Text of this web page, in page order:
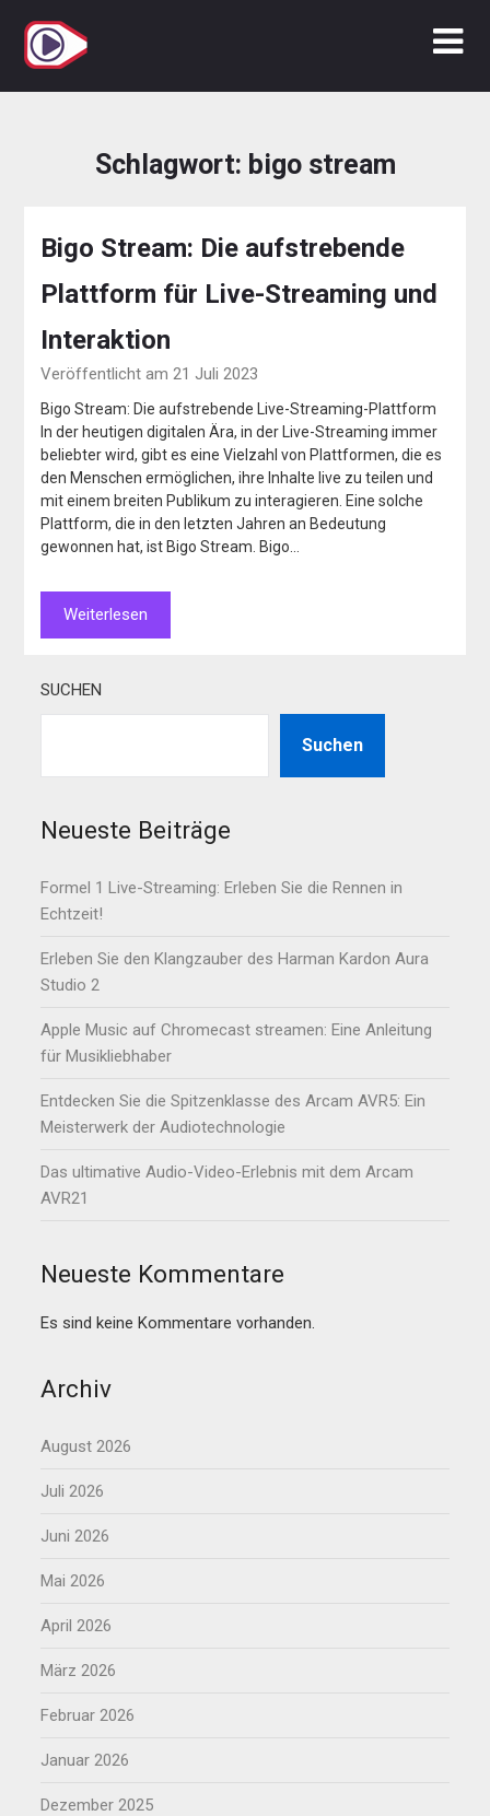
Inhalt
springen
Schlagwort: bigo stream
Bigo Stream: Die aufstrebende
Plattform für Live-Streaming und
Interaktion
Veröffentlicht am 21 Juli 2023
Bigo Stream: Die aufstrebende Live-Streaming-Plattform
In der heutigen digitalen Ära, in der Live-Streaming immer
beliebter wird, gibt es eine Vielzahl von Plattformen, die es
den Menschen ermöglichen, ihre Inhalte live zu teilen und
mit einem breiten Publikum zu interagieren. Eine solche
Plattform, die in den letzten Jahren an Bedeutung
gewonnen hat, ist Bigo Stream. Bigo…
Weiterlesen
SUCHEN
Suchen
Neueste Beiträge
Formel 1 Live-Streaming: Erleben Sie die Rennen in
Echtzeit!
Erleben Sie den Klangzauber des Harman Kardon Aura
Studio 2
Apple Music auf Chromecast streamen: Eine Anleitung
für Musikliebhaber
Entdecken Sie die Spitzenklasse des Arcam AVR5: Ein
Meisterwerk der Audiotechnologie
Das ultimative Audio-Video-Erlebnis mit dem Arcam
AVR21
Neueste Kommentare
Es sind keine Kommentare vorhanden.
Archiv
August 2026
Juli 2026
Juni 2026
Mai 2026
April 2026
März 2026
Februar 2026
Januar 2026
Dezember 2025